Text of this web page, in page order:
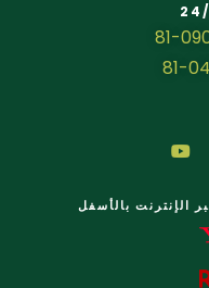
الإنترنت بالأسفل